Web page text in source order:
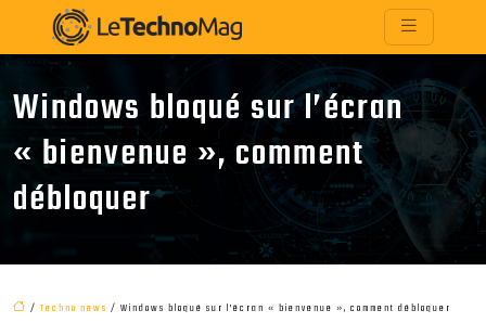
Windows bloqué sur l’écran
« bienvenue », comment
débloquer
/ Techno news / Windows bloqué sur l’écran « bienvenue », comment débloquer